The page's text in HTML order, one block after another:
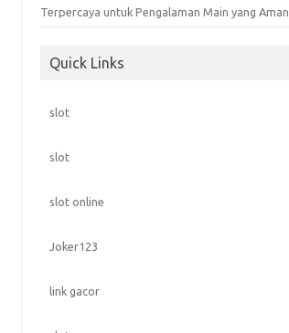
Terpercaya untuk Pengalaman Main yang Aman
Quick Links
slot
slot
slot online
Joker123
link gacor